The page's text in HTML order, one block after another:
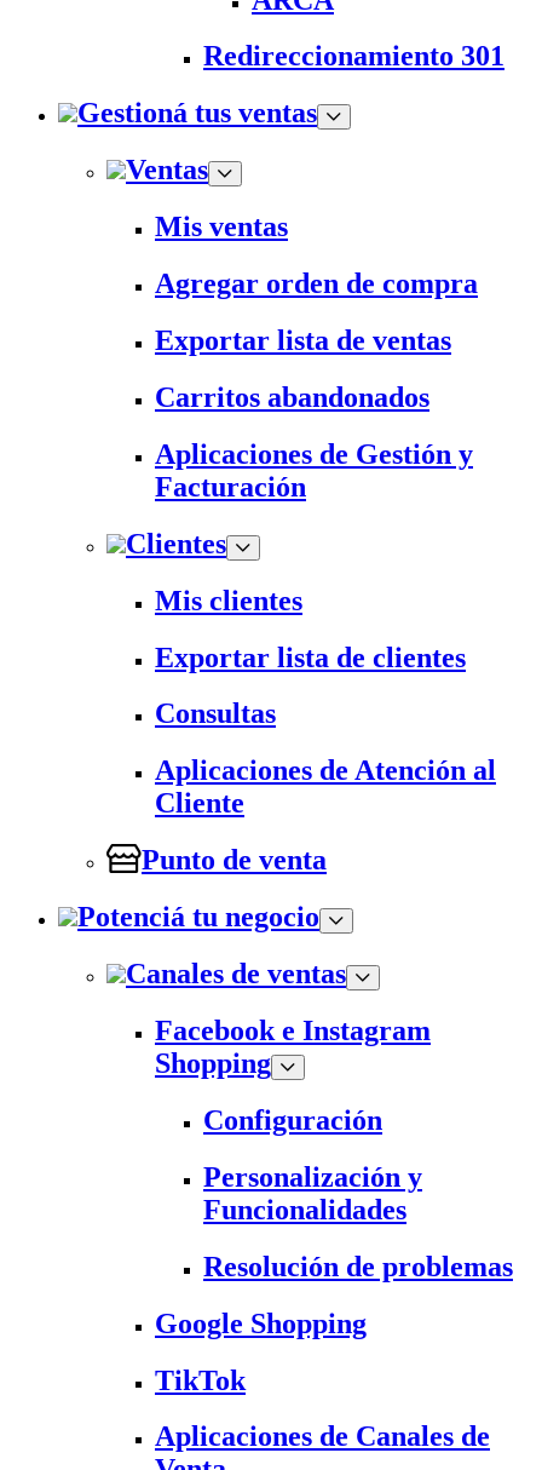
Redireccionamiento 301
Gestioná tus ventas
Ventas
Mis ventas
Agregar orden de compra
Exportar lista de ventas
Carritos abandonados
Aplicaciones de Gestión y
Facturación
Clientes
Mis clientes
Exportar lista de clientes
Consultas
Aplicaciones de Atención al
Cliente
Punto de venta
Potenciá tu negocio
Canales de ventas
Facebook e Instagram
Shopping
Configuración
Personalización y
Funcionalidades
Resolución de problemas
Google Shopping
TikTok
Aplicaciones de Canales de